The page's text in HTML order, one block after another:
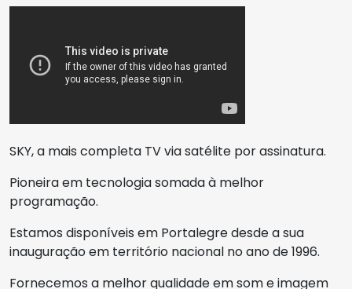
SKY, a mais completa TV via satélite por assinatura.
Pioneira em tecnologia somada à melhor
programação.
Estamos disponíveis em Portalegre desde a sua
inauguração em território nacional no ano de 1996.
Fornecemos a melhor qualidade em som e imagem